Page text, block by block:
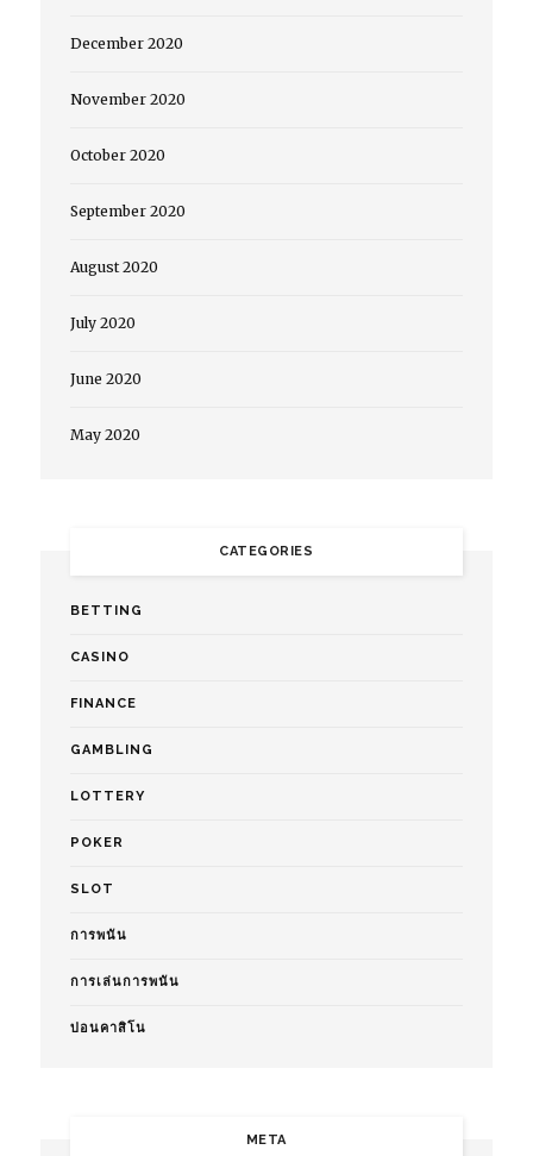
December 2020
November 2020
October 2020
September 2020
August 2020
July 2020
June 2020
May 2020
CATEGORIES
BETTING
CASINO
FINANCE
GAMBLING
LOTTERY
POKER
SLOT
การพนัน
การเล่นการพนัน
บ่อนคาสิโน
META